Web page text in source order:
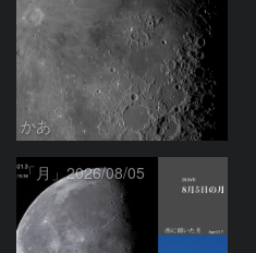
かあ
「月」2026/08/05